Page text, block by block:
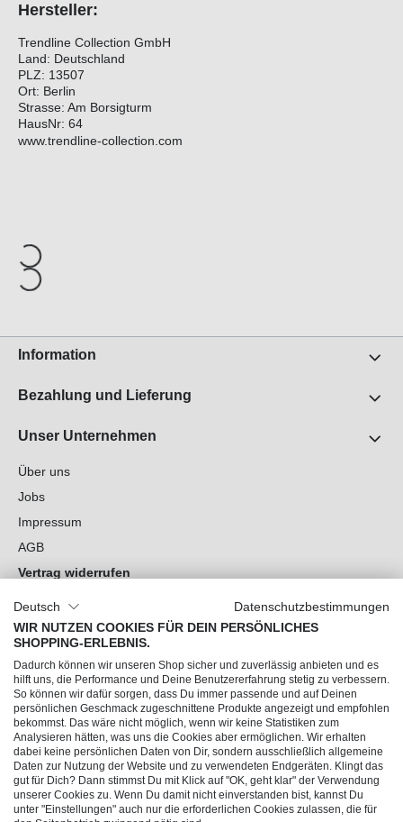
Hersteller:
Trendline Collection GmbH
Land: Deutschland
PLZ: 13507
Ort: Berlin
Strasse: Am Borsigturm
HausNr: 64
www.trendline-collection.com
Information
Bezahlung und Lieferung
Unser Unternehmen
Über uns
Jobs
Impressum
AGB
Vertrag widerrufen
Cookie-Einstellungen
Du hast Fragen?
Unsere Socials
Deutsch
Datenschutzbestimmungen
WIR NUTZEN COOKIES FÜR DEIN PERSÖNLICHES
SHOPPING-ERLEBNIS.
Dadurch können wir unseren Shop sicher und zuverlässig anbieten und es
hilft uns, die Performance und Deine Benutzererfahrung stetig zu verbessern.
So können wir dafür sorgen, dass Du immer passende und auf Deinen
persönlichen Geschmack zugeschnittene Produkte angezeigt und empfohlen
bekommst. Das wäre nicht möglich, wenn wir keine Statistiken zum
Analysieren hätten, was uns die Cookies aber ermöglichen. Wir erhalten
dabei keine persönlichen Daten von Dir, sondern ausschließlich allgemeine
Daten zur Nutzung der Website und zu verwendeten Endgeräten. Klingt das
gut für Dich? Dann stimmst Du mit Klick auf "OK, geht klar" der Verwendung
unserer Cookies zu. Wenn Du damit nicht einverstanden bist, kannst Du
unter "Einstellungen" auch nur die erforderlichen Cookies zulassen, die für